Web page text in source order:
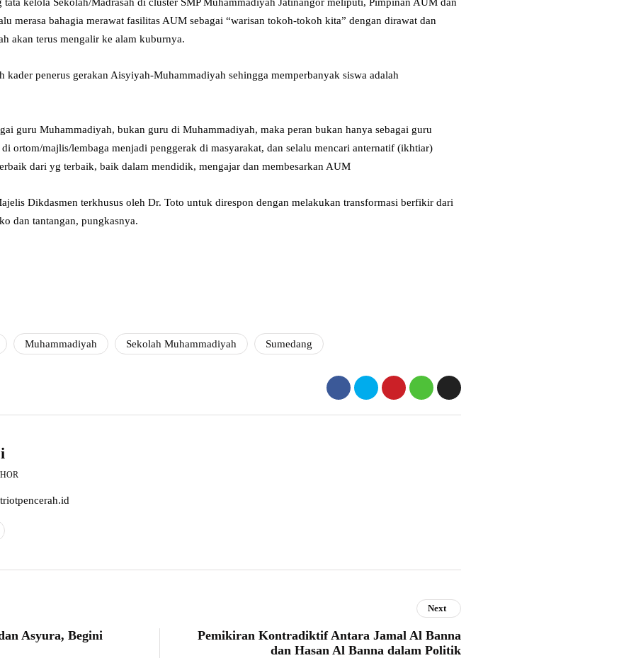
merasa bahagia merawat fasilitas AUM sebagai “warisan tokoh-tokoh kita” dengan dirawat dan
akan terus mengalir ke alam kuburnya.
kader penerus gerakan Aisyiyah-Muhammadiyah sehingga memperbanyak siswa adalah
guru Muhammadiyah, bukan guru di Muhammadiyah, maka peran bukan hanya sebagai guru
ortom/majlis/lembaga menjadi penggerak di masyarakat, dan selalu mencari anternatif (ikhtiar)
dari yg terbaik, baik dalam mendidik, mengajar dan membesarkan AUM
Dikdasmen terkhusus oleh Dr. Toto untuk direspon dengan melakukan transformasi berfikir dari
dan tantangan, pungkasnya.
Muhammadiyah Sekolah Muhammadiyah Sumedang
Asyura, Begini
Next
Pemikiran Kontradiktif Antara Jamal Al Banna
dan Hasan Al Banna dalam Politik